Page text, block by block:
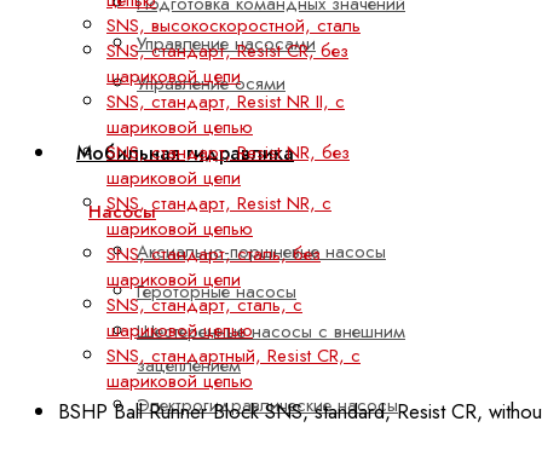
Управление насосами
Управление осями
Мобильная гидравлика
Насосы
Аксиально-поршневые насосы
Героторные насосы
Шестеренные насосы с внешним
зацеплением
Электрогидравлические насосы
SNS, высокоскоростной, сталь
SNS, стандарт, Resist CR, без
шариковой цепи
SNS, стандарт, Resist NR II, с
шариковой цепью
SNS, стандарт, Resist NR, без
шариковой цепи
SNS, стандарт, Resist NR, с
шариковой цепью
SNS, стандарт, сталь, без
шариковой цепи
SNS, стандарт, сталь, с
шариковой цепью
SNS, стандартный, Resist CR, с
шариковой цепью
BSHP Ball Runner Block SNS, standard, Resist CR,